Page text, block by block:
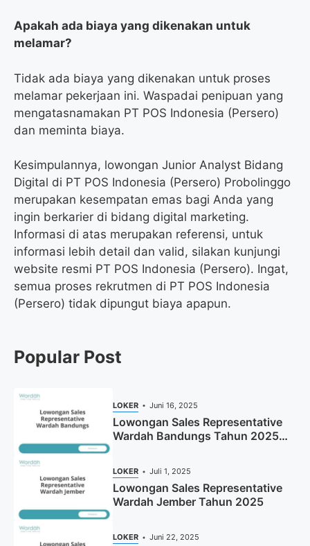
Apakah ada biaya yang dikenakan untuk
melamar?
Tidak ada biaya yang dikenakan untuk proses
melamar pekerjaan ini. Waspadai penipuan yang
mengatasnamakan PT POS Indonesia (Persero)
dan meminta biaya.
Kesimpulannya, lowongan Junior Analyst Bidang
Digital di PT POS Indonesia (Persero) Probolinggo
merupakan kesempatan emas bagi Anda yang
ingin berkarier di bidang digital marketing.
Informasi di atas merupakan referensi, untuk
informasi lebih detail dan valid, silakan kunjungi
website resmi PT POS Indonesia (Persero). Ingat,
semua proses rekrutmen di PT POS Indonesia
(Persero) tidak dipungut biaya apapun.
Popular Post
LOKER Juni 16, 2025
Lowongan Sales Representative
Wardah Bandungs Tahun 2025
LOKER Juli 1, 2025
Lowongan Sales Representative
Wardah Jember Tahun 2025
LOKER Juni 22, 2025